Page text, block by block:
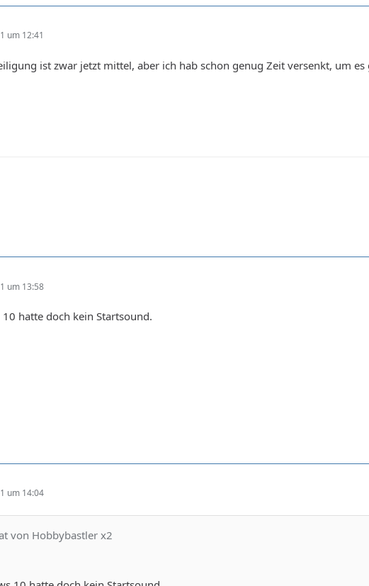
um 12:41
ist zwar jetzt mittel, aber ich hab schon genug Zeit versenkt, um
um 13:58
hatte doch kein Startsound.
um 14:04
von Hobbybastler x2